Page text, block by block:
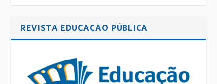
REVISTA EDUCAÇÃO PÚBLICA